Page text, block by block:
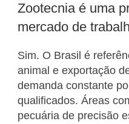
Zootecnia é uma
mercado de
Sim. O Brasil é
animal e exportação
demanda constante
qualificados. Áreas
pecuária de precisão